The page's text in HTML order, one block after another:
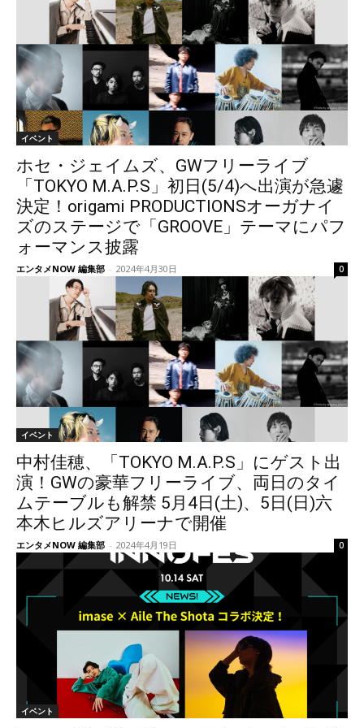
イベント
ホセ・ジェイムズ、GWフリーライブ
「TOKYO M.A.P.S」初日(5/4)へ出演が急遽
決定！origami PRODUCTIONSオーガナイ
ズのステージで「GROOVE」テーマにパフ
ォーマンス披露
エンタメNOW 編集部 - 2024年4月30日 0
イベント
中村佳穂、「TOKYO M.A.P.S」にゲスト出
演！GWの豪華フリーライブ、両日のタイ
ムテーブルも解禁 5月4日(土)、5日(日)六
本木ヒルズアリーナで開催
エンタメNOW 編集部 - 2024年4月19日 0
イベント